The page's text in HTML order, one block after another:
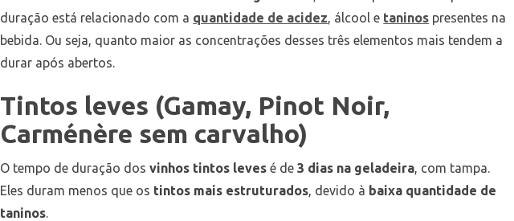
duração está relacionado com a quantidade de acidez, álcool e taninos presentes na
bebida. Ou seja, quanto maior as concentrações desses três elementos mais tendem a
durar após abertos.
Tintos leves (Gamay, Pinot Noir,
Carménère sem carvalho)
O tempo de duração dosvinhos tintos levesé de3 dias na geladeira, com tampa.
Eles duram menos que os tintos mais estruturados, devido à baixa quantidade de
taninos.